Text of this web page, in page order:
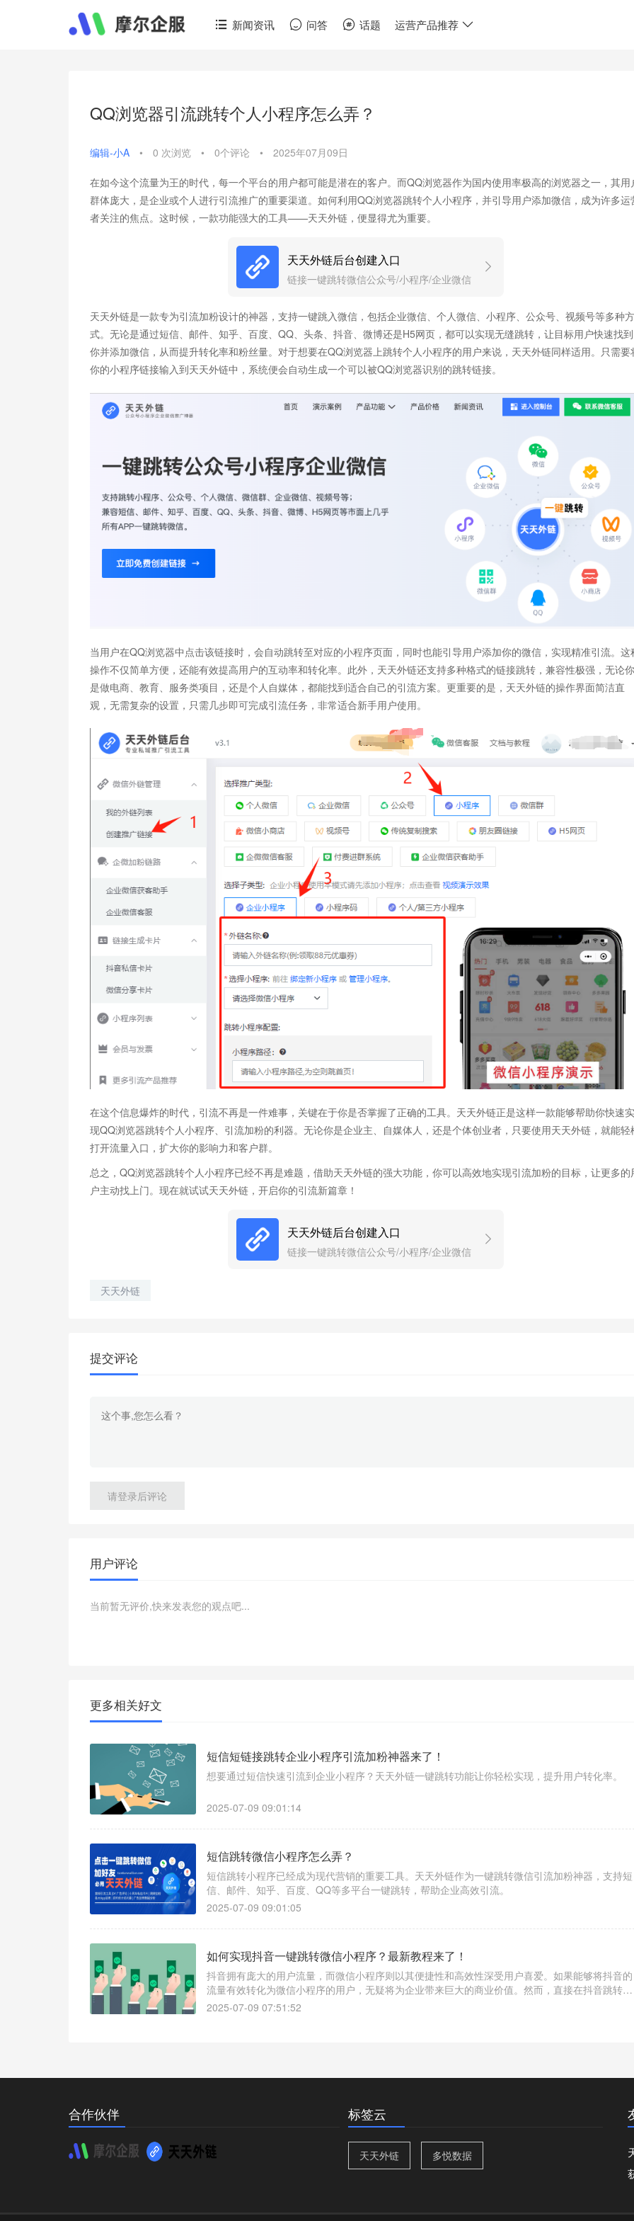
新闻资讯 问答 话题 运营产品推荐
QQ浏览器引流跳转个人小程序怎么弄？
编辑-小A • 0 次浏览 • 0个评论 • 2025年07月09日
在如今这个流量为王的时代，每一个平台的用户都可能是潜在的客户。而QQ浏览器作为国内使用率极高的浏览器之一，其用
群体庞大，是企业或个人进行引流推广的重要渠道。如何利用QQ浏览器跳转个人小程序，并引导用户添加微信，成为许多运
者关注的焦点。这时候，一款功能强大的工具——天天外链，便显得尤为重要。
天天外链后台创建入口
链接一键跳转微信公众号/小程序/企业微信
天天外链是一款专为引流加粉设计的神器，支持一键跳入微信，包括企业微信、个人微信、小程序、公众号、视频号等多种方
式。无论是通过短信、邮件、知乎、百度、QQ、头条、抖音、微博还是H5网页，都可以实现无缝跳转，让目标用户快速找到
你并添加微信，从而提升转化率和粉丝量。对于想要在QQ浏览器上跳转个人小程序的用户来说，天天外链同样适用。只需要
你的小程序链接输入到天天外链中，系统便会自动生成一个可以被QQ浏览器识别的跳转链接。
当用户在QQ浏览器中点击该链接时，会自动跳转至对应的小程序页面，同时也能引导用户添加你的微信，实现精准引流。这
操作不仅简单方便，还能有效提高用户的互动率和转化率。此外，天天外链还支持多种格式的链接跳转，兼容性极强，无论你
是做电商、教育、服务类项目，还是个人自媒体，都能找到适合自己的引流方案。更重要的是，天天外链的操作界面简洁直
观，无需复杂的设置，只需几步即可完成引流任务，非常适合新手用户使用。
在这个信息爆炸的时代，引流不再是一件难事，关键在于你是否掌握了正确的工具。天天外链正是这样一款能够帮助你快速实
现QQ浏览器跳转个人小程序、引流加粉的利器。无论你是企业主、自媒体人，还是个体创业者，只要使用天天外链，就能轻
打开流量入口，扩大你的影响力和客户群。
总之，QQ浏览器跳转个人小程序已经不再是难题，借助天天外链的强大功能，你可以高效地实现引流加粉的目标，让更多的
户主动找上门。现在就试试天天外链，开启你的引流新篇章！
天天外链后台创建入口
链接一键跳转微信公众号/小程序/企业微信
天天外链
提交评论
请登录后评论
用户评论
当前暂无评价,快来发表您的观点吧...
更多相关好文
短信短链接跳转企业小程序引流加粉神器来了！
想要通过短信快速引流到企业小程序？天天外链一键跳转功能让你轻松实现，提升用户转化率。
2025-07-09 09:01:14
短信跳转微信小程序怎么弄？
短信跳转小程序已经成为现代营销的重要工具。天天外链作为一键跳转微信引流加粉神器，支持短
信、邮件、知乎、百度、QQ等多平台一键跳转，帮助企业高效引流。
2025-07-09 09:01:05
如何实现抖音一键跳转微信小程序？最新教程来了！
抖音拥有庞大的用户流量，而微信小程序则以其便捷性和高效性深受用户喜爱。如果能够将抖音的
流量有效转化为微信小程序的用户，无疑将为企业带来巨大的商业价值。然而，直接在抖音跳转到
微信小程序并非易事，许多企业和营销者在尝试过程中遇到了诸多问题。幸运的是，借助第三方工
2025-07-09 07:51:52
合作伙伴 标签云
天天外链 多悦数据